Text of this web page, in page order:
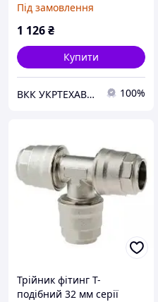
(9023000001)
Під замовлення
1 126₴
Купити
ВКК УКРТЕХАВТО ТОВ 100%
Трійник фітинг Т-
подібний 32 мм серії